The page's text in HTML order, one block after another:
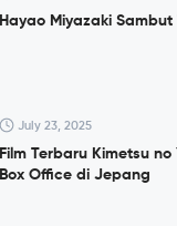
Hayao Miyazaki Sambut
July 23, 2025
Film Terbaru Kimetsu
Box Office di Jepang